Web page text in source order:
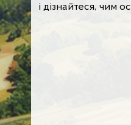
і дізнайтеся, чим